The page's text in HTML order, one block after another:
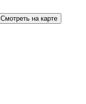
Смотреть на карте